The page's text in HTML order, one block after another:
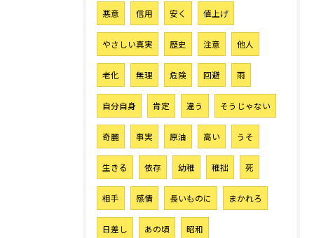
悪意 信用 安く 値上げ
やさしい真実 歴史 注意 他人
老化 無理 危険 回避 雨
自分自身 肯定 違う そうじゃない
奇麗 事実 原油 高い うそ
生きる 依存 幼稚 稚拙 死
相手 感情 長いものに まかれろ
日差し あの頃 昭和